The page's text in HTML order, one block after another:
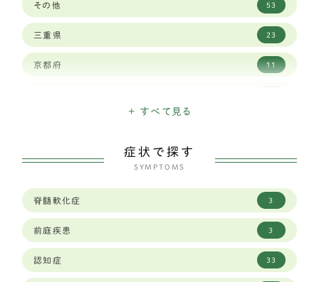
ワイマラナー 3
ゴールデンレトリバー 12
バーニーズマウンテン
オールドイングリッシュシープドッグ
グレートピレニーズ 6
レオンベルガー 1
ジャーマンシェパード 8
その他 53
三重県 23
京都府 11
和歌山県 8
埼玉県 23
大分県 1
+ すべて見る
症状で探す
SYMPTOMS
脊髄軟化症 3
前庭疾患 3
認知症 33